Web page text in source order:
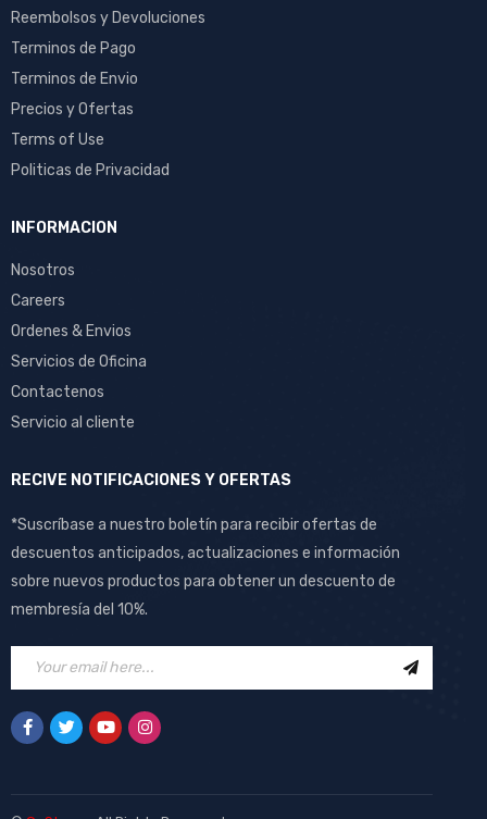
Reembolsos y Devoluciones
Terminos de Pago
Terminos de Envio
Precios y Ofertas
Terms of Use
Politicas de Privacidad
INFORMACION
Nosotros
Careers
Ordenes & Envios
Servicios de Oficina
Contactenos
Servicio al cliente
RECIVE NOTIFICACIONES Y OFERTAS
*Suscríbase a nuestro boletín para recibir ofertas de
descuentos anticipados, actualizaciones e información
sobre nuevos productos para obtener un descuento de
membresía del 10%.